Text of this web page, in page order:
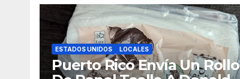
ESTADOS UNIDOS LOCALES
Puerto Rico Envía Un Rollo